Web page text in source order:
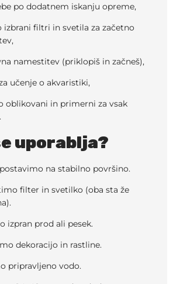
po dodatnem iskanju opreme,
izbrani filtri in svetila za začetno
namestitev (priklopiš in začneš),
učenje o akvaristiki,
oblikovani in primerni za vsak
uporablja?
na stabilno površino.
filter in svetilko (oba sta že
izpran prod ali pesek.
dekoracijo in rastline.
pripravljeno vodo.